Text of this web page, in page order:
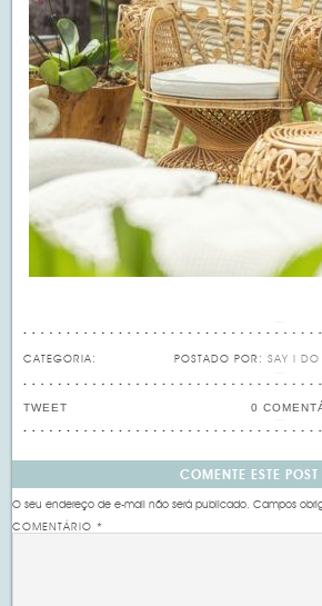
CATEGORIA: POSTADO POR: SAY I DO
0
TWEET
COMENTE ESTE POST
O seu endereço de e-mail não será publicado. Campos
COMENTÁRIO*